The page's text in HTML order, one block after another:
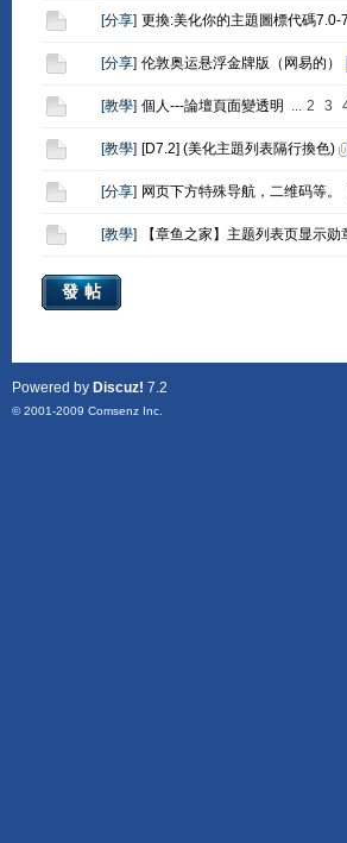
[分享] 更換:美化你的主題圖標代碼7.0-
[分享] 伦敦奥运悬浮金牌版（网易的）
[教學] 個人---論壇頁面變透明 ... 2 3
[教學] [D7.2] (美化主題列表隔行換色)
[分享] 网页下方特殊导航，二维码等。
[教學] 【章鱼之家】主题列表页显示勋
發帖
Powered by Discuz! 7.2
© 2001-2009 Comsenz Inc.